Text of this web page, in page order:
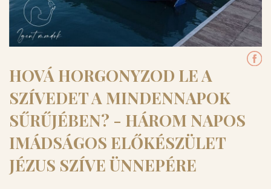
HOVÁ HORGONYZOD LE A
SZÍVEDET A MINDENNAPOK
SŰRŰJÉBEN? - HÁROM NAPOS
IMÁDSÁGOS ELŐKÉSZÜLET
JÉZUS SZÍVE ÜNNEPÉRE